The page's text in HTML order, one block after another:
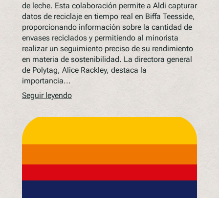
de leche. Esta colaboración permite a Aldi capturar
datos de reciclaje en tiempo real en Biffa Teesside,
proporcionando información sobre la cantidad de
envases reciclados y permitiendo al minorista
realizar un seguimiento preciso de su rendimiento
en materia de sostenibilidad. La directora general
de Polytag, Alice Rackley, destaca la
importancia...
Seguir leyendo